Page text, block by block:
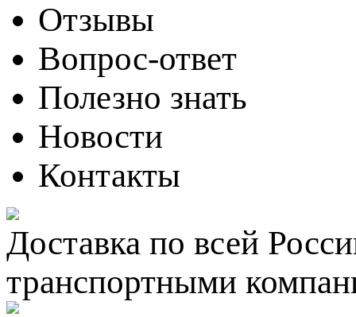
Отзывы
Вопрос-ответ
Полезно знать
Новости
Контакты
Доставка по всей
транспортными